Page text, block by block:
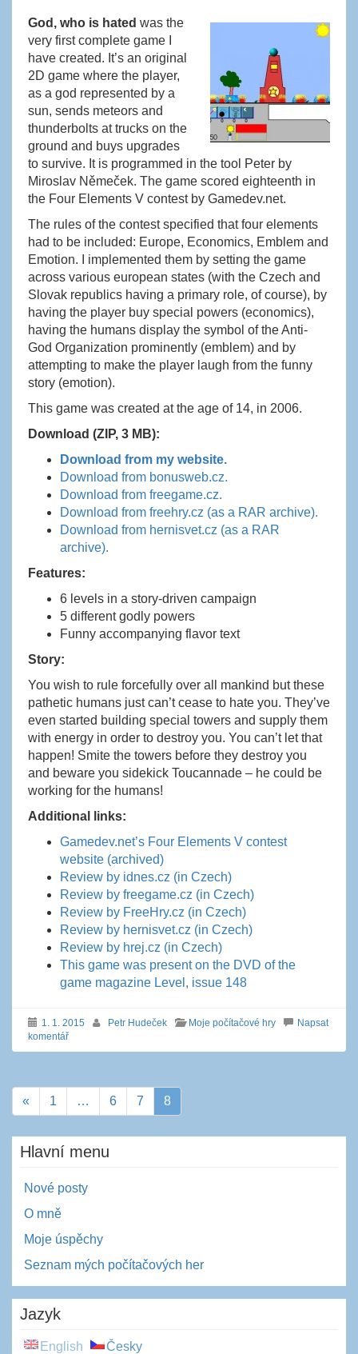
God, who is hated was the
very first complete game I
have created. It’s an original
2D game where the player,
as a god represented by a
sun, sends meteors and
thunderbolts at trucks on the
ground and buys upgrades
to survive. It is programmed in the tool Peter by
Miroslav Němeček. The game scored eighteenth in
the Four Elements V contest by Gamedev.net.
The rules of the contest specified that four elements
had to be included: Europe, Economics, Emblem and
Emotion. I implemented them by setting the game
across various european states (with the Czech and
Slovak republics having a primary role, of course), by
having the player buy special powers (economics),
having the humans display the symbol of the Anti-
God Organization prominently (emblem) and by
attempting to make the player laugh from the funny
story (emotion).
This game was created at the age of 14, in 2006.
Download (ZIP, 3 MB):
Download from my website.
Download from bonusweb.cz.
Download from freegame.cz.
Download from freehry.cz (as a RAR archive).
Download from hernisvet.cz (as a RAR
archive).
Features:
6 levels in a story-driven campaign
5 different godly powers
Funny accompanying flavor text
Story:
You wish to rule forcefully over all mankind but these
pathetic humans just can’t cease to hate you. They’ve
even started building special towers and supply them
with energy in order to destroy you. You can’t let that
happen! Smite the towers before they destroy you
and beware you sidekick Toucannade – he could be
working for the humans!
Additional links:
Gamedev.net’s Four Elements V contest
website (archived)
Review by idnes.cz (in Czech)
Review by freegame.cz (in Czech)
Review by FreeHry.cz (in Czech)
Review by hernisvet.cz (in Czech)
Review by hrej.cz (in Czech)
This game was present on the DVD of the
game magazine Level, issue 148
1. 1. 2015 Petr Hudeček Moje počítačové hry
Napsat
komentář
« 1 … 6 7 8
Hlavní menu
Nové posty
O mně
Moje úspěchy
Seznam mých počítačových her
Jazyk
English Česky